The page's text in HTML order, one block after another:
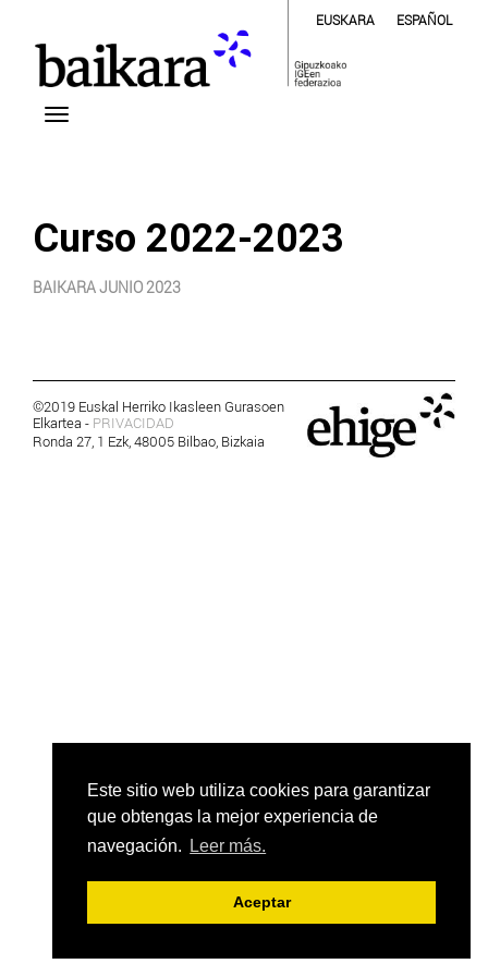
Este sitio web utiliza cookies para garantizar
que obtengas la mejor experiencia de
navegación.
Leer más.
Aceptar
EUSKARA ESPAÑOL
Curso 2022-2023
BAIKARA JUNIO 2023
©2019 Euskal Herriko Ikasleen Gurasoen
Elkartea - PRIVACIDAD
Ronda 27, 1 Ezk, 48005 Bilbao, Bizkaia